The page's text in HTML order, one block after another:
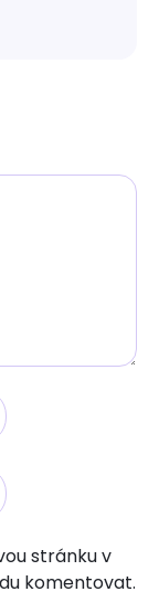
stránku v
komentovat.